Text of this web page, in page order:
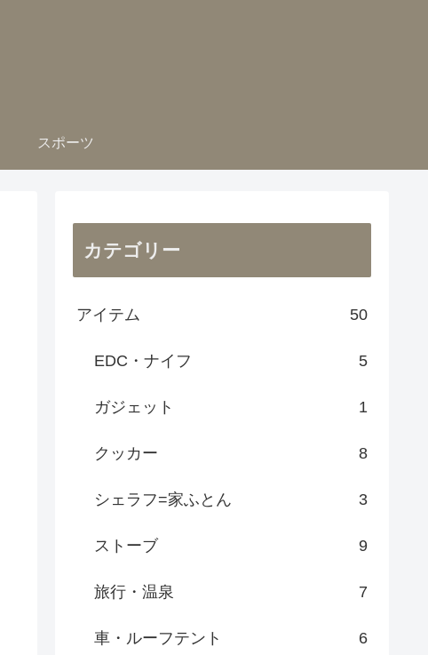
スポーツ
カテゴリー
アイテム 50
EDC・ナイフ 5
ガジェット 1
クッカー 8
シェラフ=家ふとん 3
ストーブ 9
旅行・温泉 7
車・ルーフテント 6